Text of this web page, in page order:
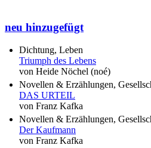
neu hinzugefügt
Dichtung, Leben
Triumph des Lebens
von Heide Nöchel (noé)
Novellen & Erzählungen,
DAS URTEIL
von Franz Kafka
Novellen & Erzählungen,
Der Kaufmann
von Franz Kafka